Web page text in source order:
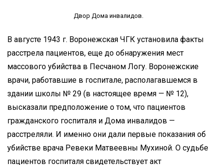
Двор Дома инвалидов.
В августе 1943 г. Воронежская ЧГК установила факты
расстрела пациентов, еще до обнаружения мест
массового убийства в Песчаном Логу. Воронежские
врачи, работавшие в госпитале, располагавшемся в
здании школы № 29 (в настоящее время — № 12),
высказали предположение о том, что пациентов
гражданского госпиталя и Дома инвалидов —
расстреляли. И именно они дали первые показания об
убийстве врача Ревеки Матвеевны Мухиной. О судьбе
пациентов госпиталя свидетельствует акт